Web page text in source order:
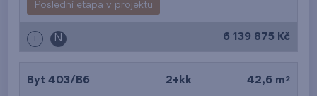
od největší plochy
Poslední etapa v projektu
i N 6 139 875 Kč
Byt 403/B6 2+kk 42,6 m 2